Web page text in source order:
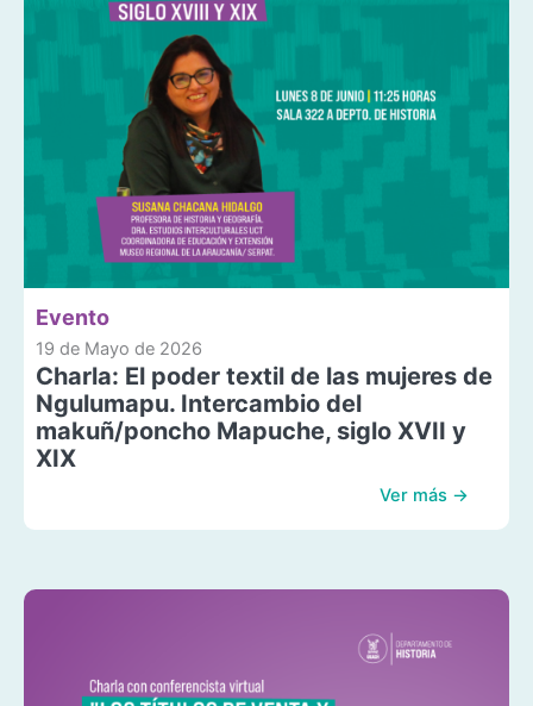
Evento
19 de Mayo de 2026
Charla: El poder textil de las mujeres de
Ngulumapu. Intercambio del
makuñ/poncho Mapuche, siglo XVII y
XIX
Ver más →